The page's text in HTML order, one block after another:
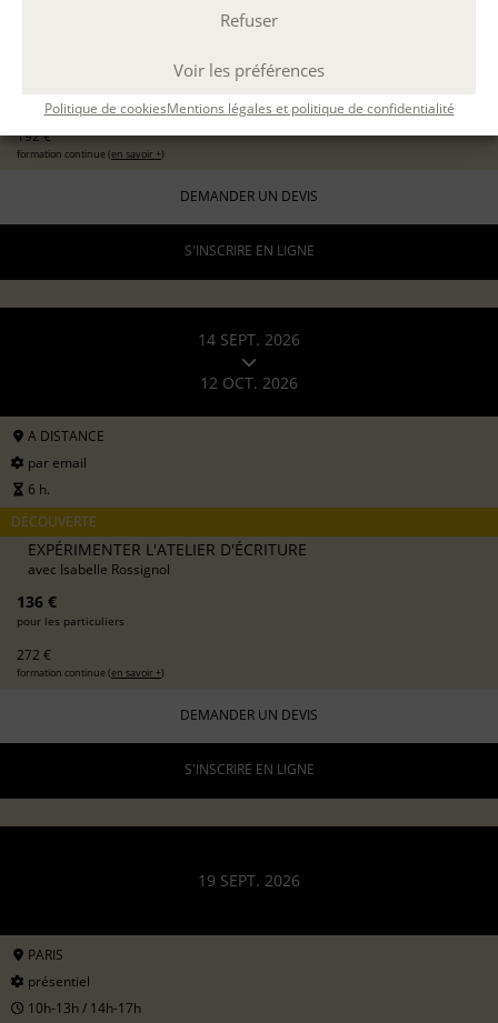
Refuser
Voir les préférences
Politique de cookiesMentions légales et politique de confidentialité
EXPÉRIMENTER L'ATELIER D'ÉCRITURE
pour les particuliers
192 €
formation continue (en savoir +)
DEMANDER UN DEVIS
S'INSCRIRE EN LIGNE
14 SEPT. 2026
12 OCT. 2026
A DISTANCE
par email
6 h.
DÉCOUVERTE
EXPÉRIMENTER L'ATELIER D'ÉCRITURE
avec Isabelle Rossignol
136 €
pour les particuliers
272 €
formation continue (en savoir +)
DEMANDER UN DEVIS
S'INSCRIRE EN LIGNE
19 SEPT. 2026
PARIS
présentiel
10h-13h / 14h-17h